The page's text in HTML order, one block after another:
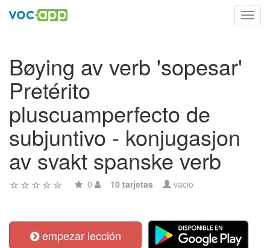
Bøying av verb 'sopesar'
Pretérito
pluscuamperfecto de
subjuntivo - konjugasjon
av svakt spanske verb
0 10 tarjetas vacio
empezar lección